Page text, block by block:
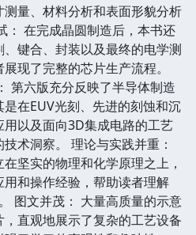
量、材料分析和表面形貌分析
： 在完成晶圆制造后，本书还
键合、封装以及最终的电学测
现了完整的芯片生产流程。
第六版充分反映了半导体制造
在EUV光刻、先进的刻蚀和沉
以及面向3D集成电路的工艺
术洞察。 理论与实践并重：
坚实的物理和化学原理之上，
和操作经验，帮助读者理解
图文并茂： 大量高质量的示意
直观地展示了复杂的工艺设备